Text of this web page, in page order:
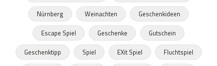
Nürnberg
Weinachten
Geschenkideen
Escape Spiel
Geschenke
Gutschein
Geschenktipp
Spiel EXit Spiel
Fluchtspiel